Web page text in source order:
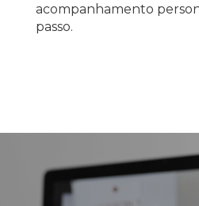
acompanhamento
passo.